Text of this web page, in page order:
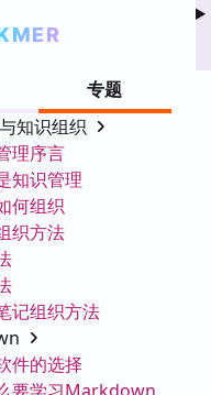
专题
知识组织
理序言
知识管理
何组织
织方法
记组织方法
件的选择
要学习Markdown